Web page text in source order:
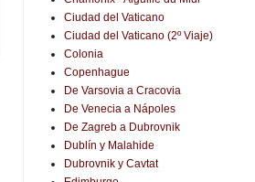
Ciudad del Vaticano
Ciudad del Vaticano (2º Viaje)
Colonia
Copenhague
De Varsovia a Cracovia
De Venecia a Nápoles
De Zagreb a Dubrovnik
Dublín y Malahide
Dubrovnik y Cavtat